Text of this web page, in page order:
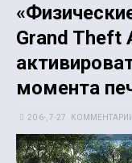
Grand Theft
момента
20 6-, 7-27